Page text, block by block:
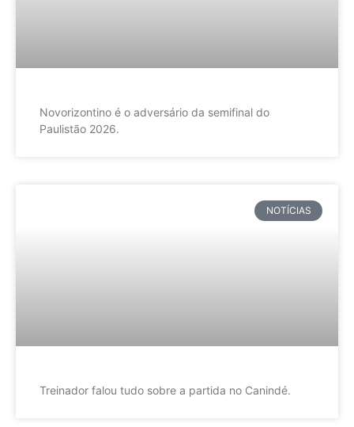
Novorizontino é o adversário da semifinal do
Paulistão 2026.
NOTÍCIAS
Treinador falou tudo sobre a partida no Canindé.